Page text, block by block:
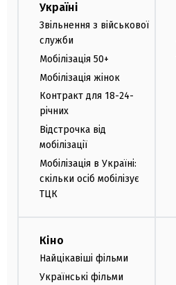
Україні
Звільнення з військової
служби
Мобілізація 50+
Мобілізація жінок
Контракт для 18-24-
річних
Відстрочка від
мобілізації
Мобілізація в Україні:
скільки осіб мобілізує
ТЦК
Кіно
Найцікавіші фільми
Українські фільми